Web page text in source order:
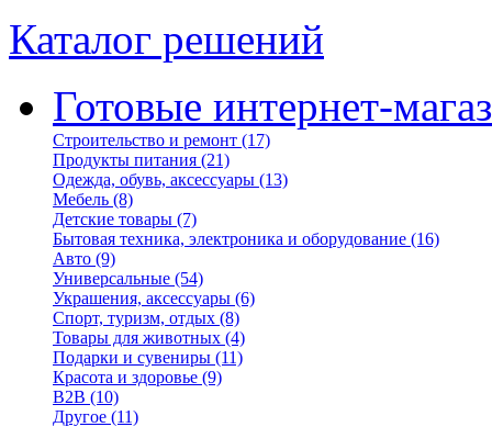
Каталог решений
Готовые интернет-
Строительство и ремонт (17)
Продукты питания (21)
Одежда, обувь, аксессуары (13)
Мебель (8)
Детские товары (7)
Бытовая техника, электроника и оборудование (16)
Авто (9)
Универсальные (54)
Украшения, аксессуары (6)
Спорт, туризм, отдых (8)
Товары для животных (4)
Подарки и сувениры (11)
Красота и здоровье (9)
B2B (10)
Другое (11)